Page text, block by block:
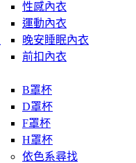
性感內衣
運動內衣
晚安睡眠內衣
前扣內衣
B罩杯
D罩杯
F罩杯
H罩杯
依色系尋找